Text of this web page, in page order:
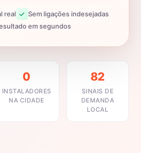
real
Sem ligações indesejadas
em segundos
0
INSTALADORES
NA CIDADE
82
SINAIS DE
DEMANDA
LOCAL